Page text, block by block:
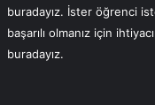
buradayız. İster öğrenci
başarılı olmanız için
buradayız.